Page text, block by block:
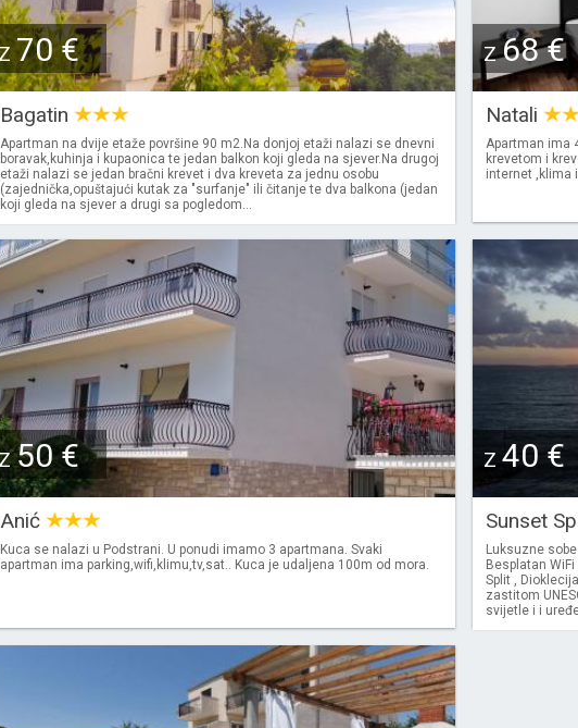
Z 70 €
Bagatin
Apartman na dvije etaže površine 90 m2.Na donjoj etaži nalazi se dnevni
boravak,kuhinja i kupaonica te jedan balkon koji gleda na sjever.Na drugoj
etaži nalazi se jedan bračni krevet i dva kreveta za jednu osobu
(zajednička,opuštajući kutak za "surfanje" ili čitanje te dva balkona (jedan
koji gleda na sjever a drugi sa pogledom...
Z68 €
Natali
Apartman ima
krevetom i
internet ,klima
50 €
Anić
Kuca se nalazi u Podstrani. U ponudi imamo 3 apartmana. Svaki
apartman ima parking,wifi,klimu,tv,sat.. Kuca je udaljena 100m od mora.
Z 40 €
Sunset
Luksuzne
Besplatan
Split ,
zastitom
svijetle i i